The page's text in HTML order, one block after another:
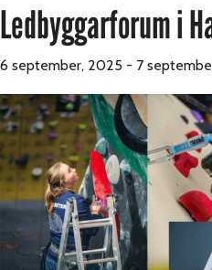
Ledbyggarforum i
6 september, 2025 - 7